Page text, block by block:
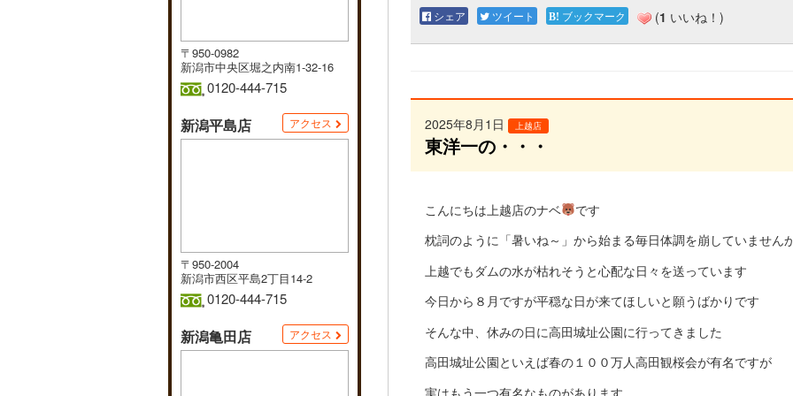
シェア ツイート ブックマーク (1 いいね！)
2025年8月1日 上越店
東洋一の・・・
こんにちは上越店のナベ
です
枕詞のように「暑いね～」から始まる毎日体調を崩していません
上越でもダムの水が枯れそうと心配な日々を送っています
今日から８月ですが平穏な日が来てほしいと願うばかりです
そんな中、休みの日に高田城址公園に行ってきました
高田城址公園といえば春の１００万人高田観桜会が有名ですが
実はもう一つ有名なものがあります
〒950-0982
新潟市中央区堀之内南1-32-16
0120-444-715
新潟平島店 アクセス
〒950-2004
新潟市西区平島2丁目14-2
0120-444-715
新潟亀田店 アクセス